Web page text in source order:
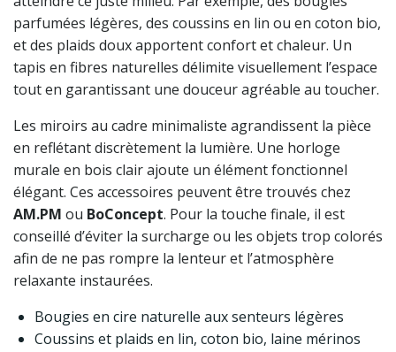
parfumées légères, des coussins en lin ou en coton bio,
et des plaids doux apportent confort et chaleur. Un
tapis en fibres naturelles délimite visuellement l’espace
tout en garantissant une douceur agréable au toucher.
Les miroirs au cadre minimaliste agrandissent la pièce
en reflétant discrètement la lumière. Une horloge
murale en bois clair ajoute un élément fonctionnel
élégant. Ces accessoires peuvent être trouvés chez
AM.PM ou BoConcept. Pour la touche finale, il est
conseillé d’éviter la surcharge ou les objets trop colorés
afin de ne pas rompre la lenteur et l’atmosphère
relaxante instaurées.
Bougies en cire naturelle aux senteurs légères
Coussins et plaids en lin, coton bio, laine mérinos